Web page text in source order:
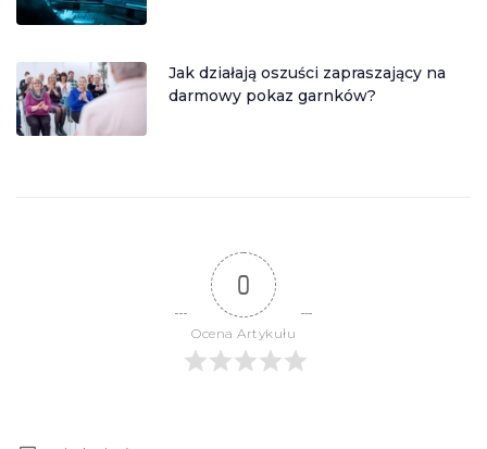
Jak działają oszuści zapraszający na
darmowy pokaz garnków?
0
Ocena Artykułu